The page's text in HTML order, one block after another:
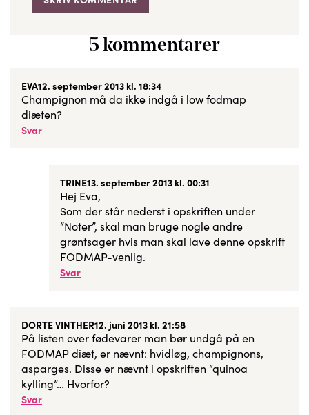
5 kommentarer
EVA12. september 2013 kl. 18:34
Champignon må da ikke indgå i low fodmap
diæten?
Svar
TRINE13. september 2013 kl. 00:31
Hej Eva,
Som der står nederst i opskriften under
“Noter”, skal man bruge nogle andre
grøntsager hvis man skal lave denne opskrift
FODMAP-venlig.
Svar
DORTE VINTHER12. juni 2013 kl. 21:58
På listen over fødevarer man bør undgå på en
FODMAP diæt, er nævnt: hvidløg, champignons,
asparges. Disse er nævnt i opskriften “quinoa
kylling”… Hvorfor?
Svar